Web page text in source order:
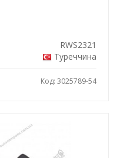
RWS2321
Туреччина
Код: 3025789-54